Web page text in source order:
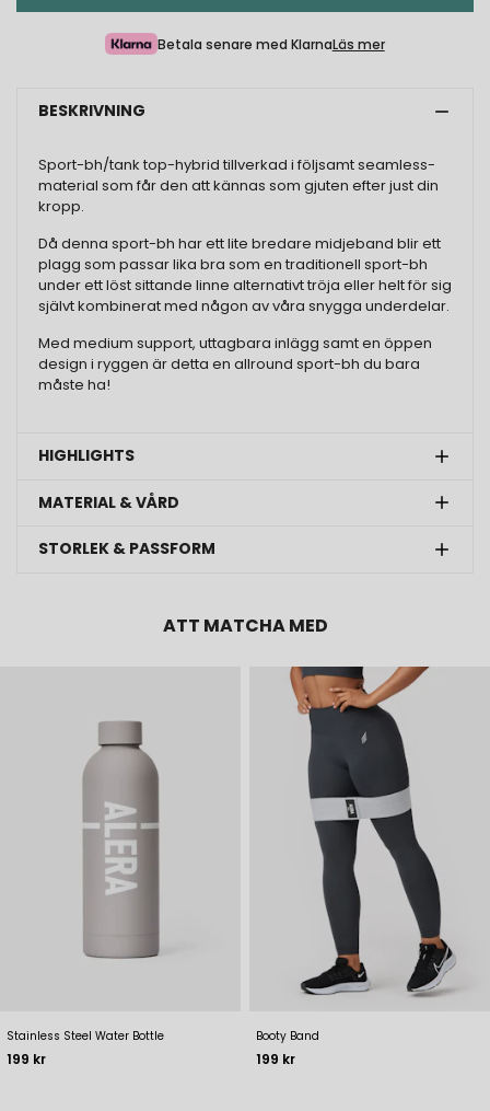
Betala senare med KlarnaLäs mer
BESKRIVNING
Sport-bh/tank top-hybrid tillverkad i följsamt seamless-
material som får den att kännas som gjuten efter just din
kropp.
Då denna sport-bh har ett lite bredare midjeband blir ett
plagg som passar lika bra som en traditionell sport-bh
under ett löst sittande linne alternativt tröja eller helt för sig
självt kombinerat med någon av våra snygga underdelar.
Med medium support, uttagbara inlägg samt en öppen
design i ryggen är detta en allround sport-bh du bara
måste ha!
HIGHLIGHTS
MATERIAL & VÅRD
STORLEK & PASSFORM
ATT MATCHA MED
Stainless Steel Water Bottle
Pris
199 kr
Booty Band
Pris
199 kr